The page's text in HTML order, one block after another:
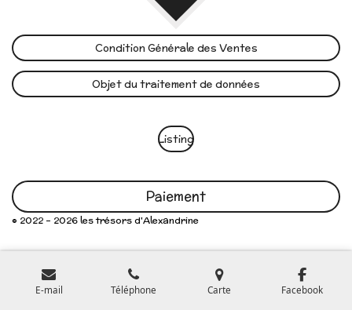
Condition Générale des Ventes
Objet du traitement de données
Listing
Paiement
© 2022 - 2026 les trésors d'Alexandrine
E-mail Téléphone Carte Facebook